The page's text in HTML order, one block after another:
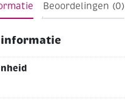
Beoordelingen (0)